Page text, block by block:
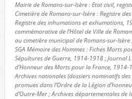
Mairie de Romans-sur-Isère : Etat civil,
Cimetière de Romans-sur-Isère : Registre
Registre des inhumations et exhumations,
commémorative de l’Hôtel de Ville de
au cimetière municipal de Romans-sur-Isère
SGA Mémoire des Hommes : Fiches Morts
Sépultures de Guerre, 1914-1918 ; Journal
d’Honneur des Morts pour la France, 1914-
Archives nationales (dossiers nominatifs
promues dans l’Ordre de la Légion
d’Outre-Mer ; Archives départementales de